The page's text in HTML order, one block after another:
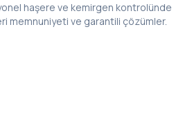
haşere ve kemirgen kontrolünde
memnuniyeti ve garantili çözümler.